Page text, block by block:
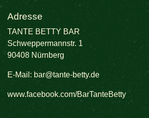
Adresse
TANTE BETTY BAR
Schweppermannstr. 1
90408 Nürnberg
E-Mail: bar@tante-betty.de
www.facebook.com/BarTanteBetty